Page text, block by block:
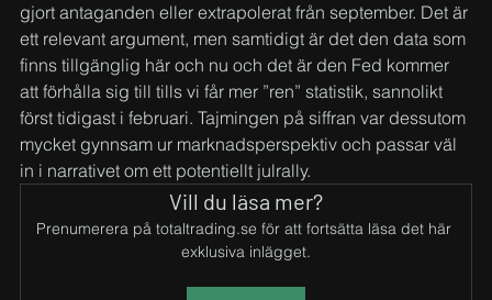
gjort antaganden eller extrapolerat från september. Det är
ett relevant argument, men samtidigt är det den data som
finns tillgänglig här och nu och det är den Fed kommer
att förhålla sig till tills vi får mer ”ren” statistik, sannolikt
först tidigast i februari. Tajmingen på siffran var dessutom
mycket gynnsam ur marknadsperspektiv och passar väl
in i narrativet om ett potentiellt julrally.
Vill du läsa mer?
Prenumerera på totaltrading.se för att fortsätta läsa det här
exklusiva inlägget.